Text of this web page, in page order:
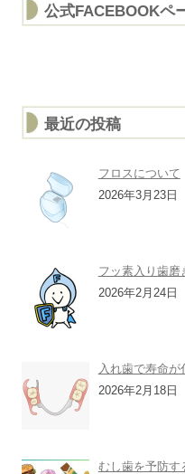
公式FACEBOOKペ
最近の投稿
フロスについて
2026年3月23日
フッ素入り歯磨
2026年2月24日
入れ歯で寿命が
2026年2月18日
むし歯を予防す